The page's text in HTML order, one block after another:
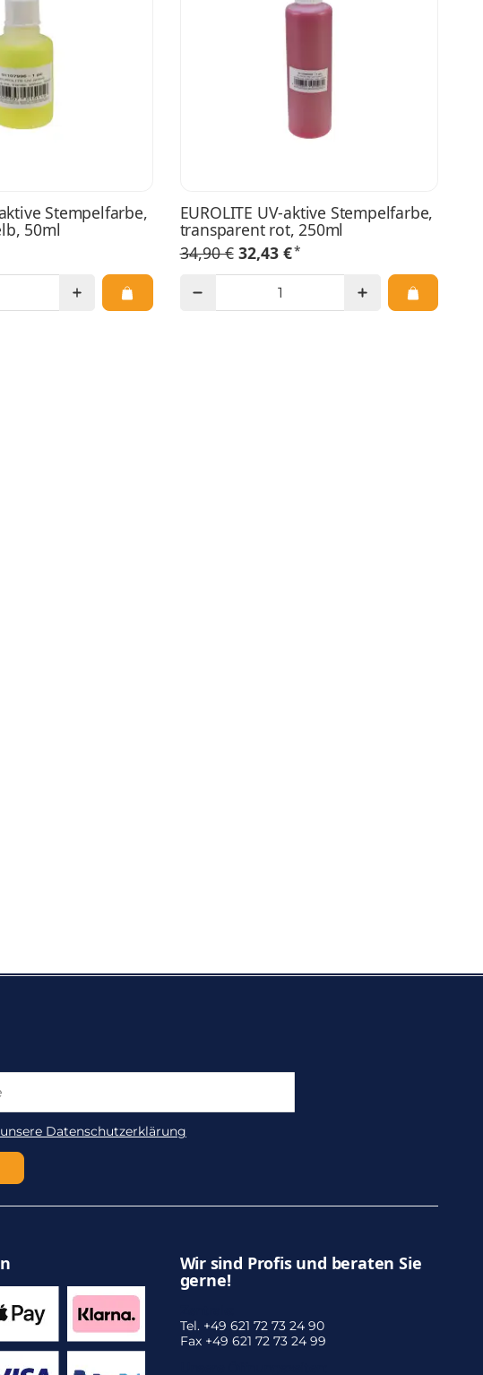
Stempelfarbe,
50ml
EUROLITE UV-aktive Stempelfarbe,
transparent rot, 250ml
34,90 € 32,43 €*
Wir sind Profis und beraten Sie
gerne!
Tel. +49 621 72 73 24 90
Fax +49 621 72 73 24 99
Datenschutzerklärung